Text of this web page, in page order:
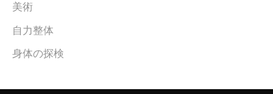
美術
自力整体
身体の探検